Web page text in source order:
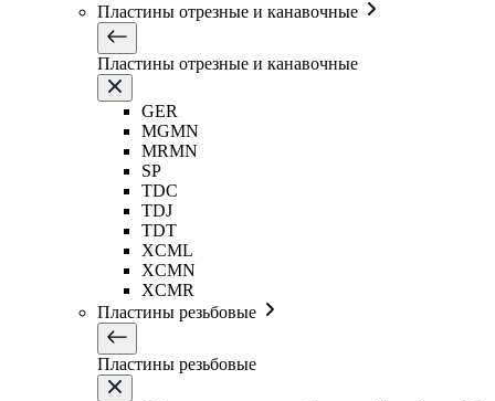
Пластины отрезные и канавочные
Пластины отрезные и канавочные
GER
MGMN
MRMN
SP
TDC
TDJ
TDT
XCML
XCMN
XCMR
Пластины резьбовые
Пластины резьбовые